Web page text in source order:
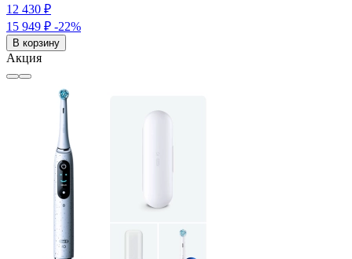
12 430 ₽
15 949 ₽ -22%
В корзину
Акция